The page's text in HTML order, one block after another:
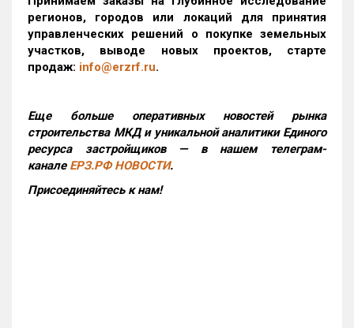
регионов, городов или локаций для принятия
управленческих решений о покупке земельных
участков, выводе новых проектов, старте
продаж: info@erzrf.ru.
Еще больше оперативных новостей рынка
строительства МКД и уникальной аналитики Единого
ресурса застройщиков — в нашем телеграм-
канале ЕРЗ.РФ НОВОСТИ.
Присоединяйтесь к нам!